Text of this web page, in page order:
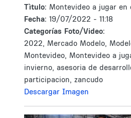
Tìtulo: Montevideo a jugar en
Fecha: 19/07/2022 - 11:18
Categorías Foto/Video:
2022, Mercado Modelo,
Montevideo, Montevideo a
invierno, asesoria de
participacion, zancudo
Descargar Imagen